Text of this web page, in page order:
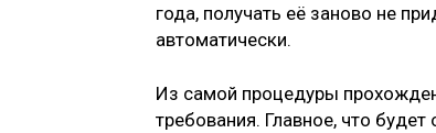
года, получать её заново не
автоматически.
Из самой процедуры
требования. Главное, что